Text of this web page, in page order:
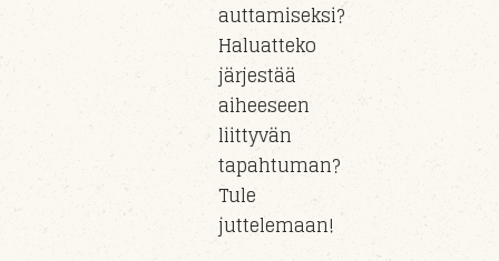
auttamiseksi?
Haluatteko
järjestää
aiheeseen
liittyvän
tapahtuman?
Tule
juttelemaan!